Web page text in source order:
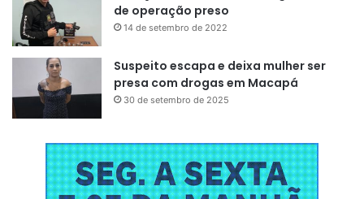
de operação preso
14 de setembro de 2022
Suspeito escapa e deixa mulher ser
presa com drogas em Macapá
30 de setembro de 2025